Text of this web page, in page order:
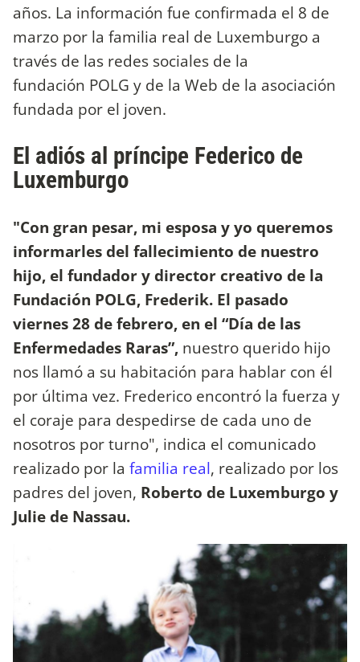
años. La información fue confirmada el 8 de
marzo por la familia real de Luxemburgo a
través de las redes sociales de la
fundación POLG y de la Web de la asociación
fundada por el joven.
El adiós al príncipe Federico de
Luxemburgo
"Con gran pesar, mi esposa y yo queremos
informarles del fallecimiento de nuestro
hijo, el fundador y director creativo de la
Fundación POLG, Frederik. El pasado
viernes 28 de febrero, en el “Día de las
Enfermedades Raras”, nuestro querido hijo
nos llamó a su habitación para hablar con él
por última vez. Frederico encontró la fuerza y ​​
el coraje para despedirse de cada uno de
nosotros por turno", indica el comunicado
realizado por la familia real, realizado por los
padres del joven, Roberto de Luxemburgo y
Julie de Nassau.